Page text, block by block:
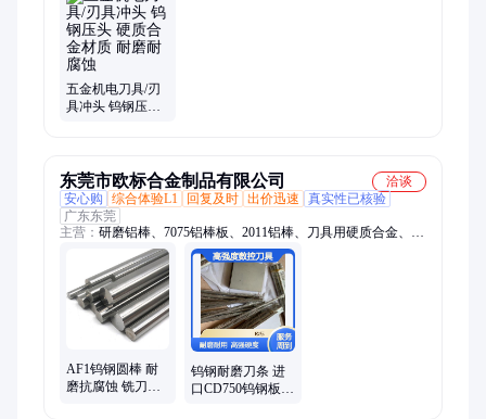
镦模具、零件配件、模具冲针、钨钢吸嘴、钨钢机床、耐热合
金、耐磨零件、钨钢圆棒、吸嘴零件、凸模圆棒、火焰喷涂、光
学磨床、钨钢钻套、焊接配件
五金机电刀具/刃
具冲头 钨钢压头
东莞市欧标合金制品有限公司
洽谈
安心购
综合体验L1 回复及时 出价迅速
真实性已核验
广东东莞
主营： 研磨铝棒、7075铝棒板、2011铝棒、刀具用硬质合金、
2024铝棒、4032铝棒、2017铝棒、2A11铝棒、5083铝棒、超平
铝板、MIC-6超平板、电极钨铜、W70钨铜、W75钨铜、W80钨
铜、C18150铬锆铜、日本NGK铍铜、弹簧钢
AF1钨钢圆棒 耐
磨抗腐蚀 铣刀冲
钨钢耐磨刀条 进
口CD750钨钢板